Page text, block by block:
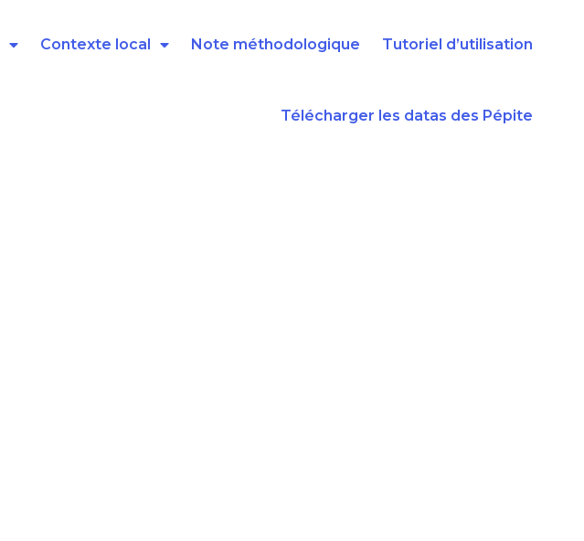
Contexte local Note méthodologique Tutoriel d’utilisation
Télécharger les datas des Pépite